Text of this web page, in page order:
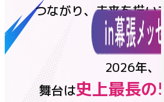
FAQ
お問い合わせ
ニュース
つながり、未来を描い
2026年、
舞台は史上最長の